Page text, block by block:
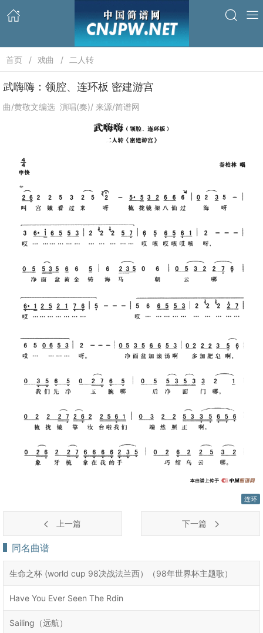
首页 戏曲 二人转
武嗨嗨：领腔、连环板 密建游宫
曲/黄敬文编选 演唱(奏)/ 来源/简谱网
连环
上一篇 下一篇
同名曲谱
生命之杯 (world cup 98决战法兰西）（98年世界杯主题歌）
Have You Ever Seen The Rdin
Sailing（远航）